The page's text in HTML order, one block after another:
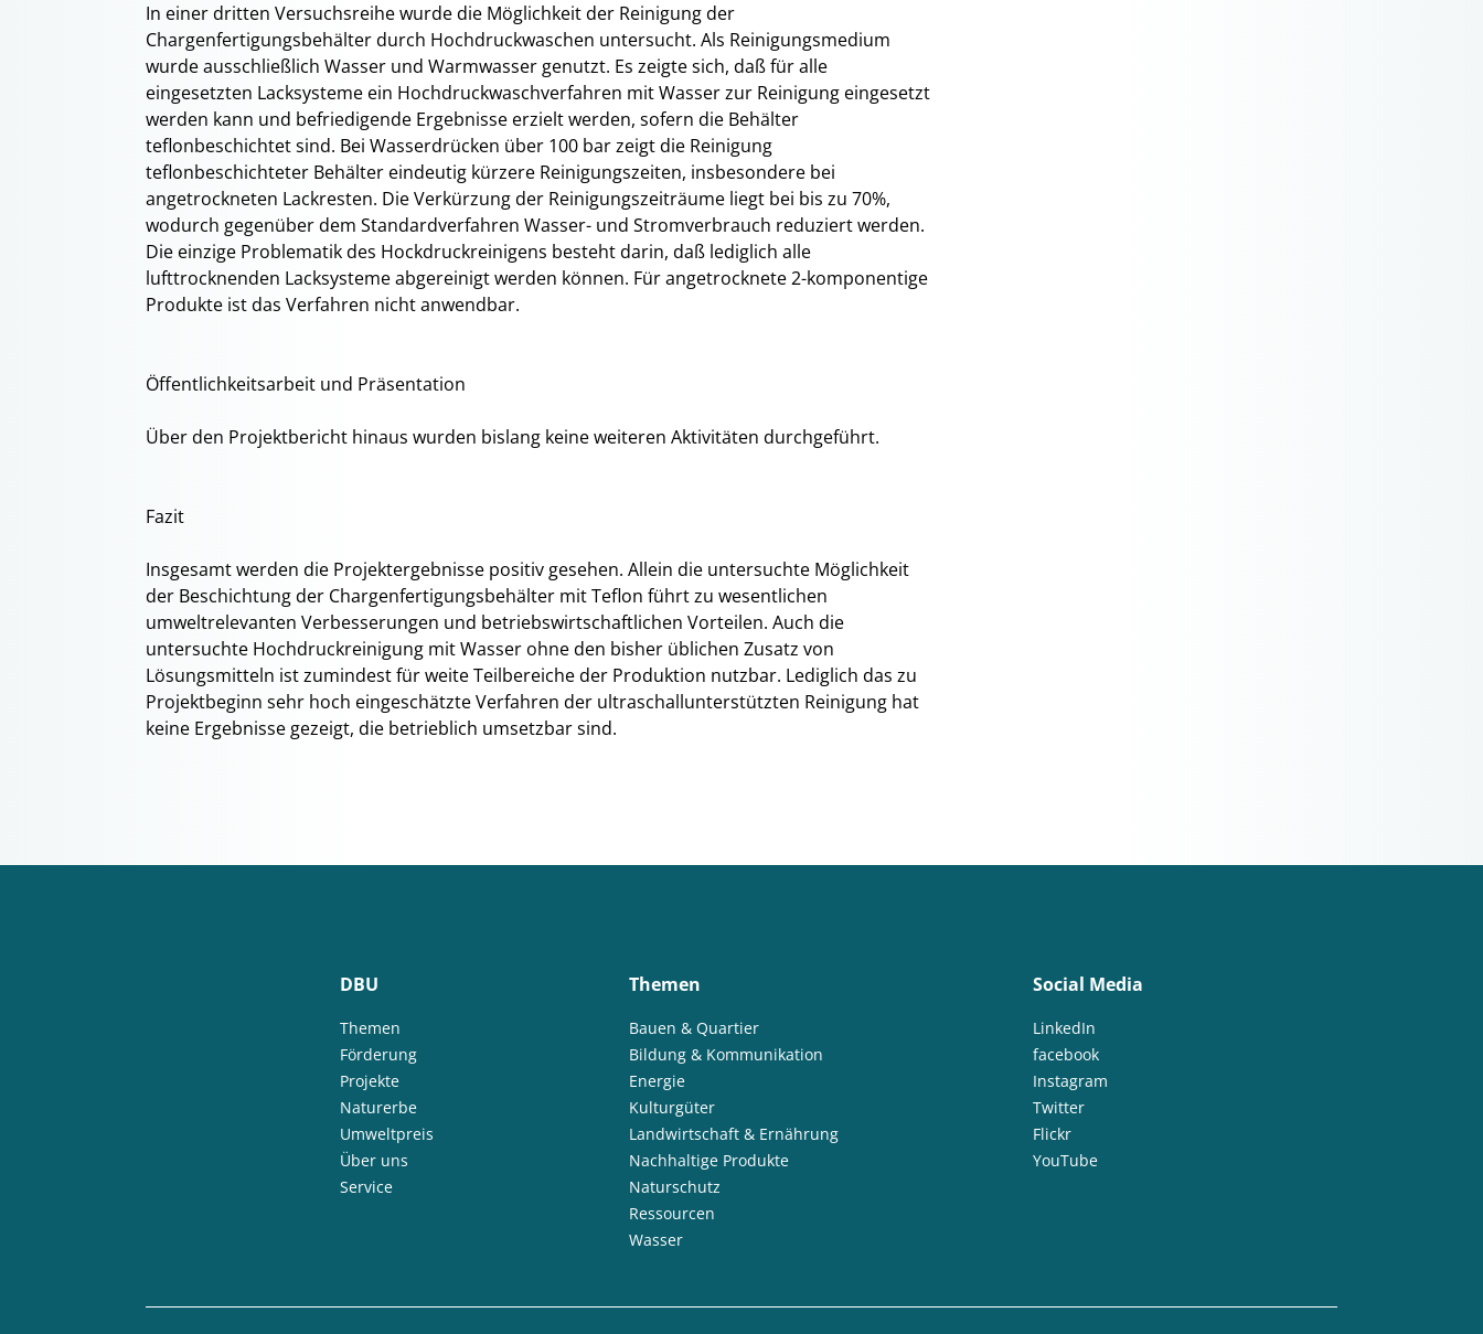
In einer dritten Versuchsreihe wurde die Möglichkeit der Reinigung der
Chargenfertigungsbehälter durch Hochdruckwaschen untersucht. Als Reinigungsmedium
wurde ausschließlich Wasser und Warmwasser genutzt. Es zeigte sich, daß für alle
eingesetzten Lacksysteme ein Hochdruckwaschverfahren mit Wasser zur Reinigung eingesetzt
werden kann und befriedigende Ergebnisse erzielt werden, sofern die Behälter
teflonbeschichtet sind. Bei Wasserdrücken über 100 bar zeigt die Reinigung
teflonbeschichteter Behälter eindeutig kürzere Reinigungszeiten, insbesondere bei
angetrockneten Lackresten. Die Verkürzung der Reinigungszeiträume liegt bei bis zu 70%,
wodurch gegenüber dem Standardverfahren Wasser- und Stromverbrauch reduziert werden.
Die einzige Problematik des Hockdruckreinigens besteht darin, daß lediglich alle
lufttrocknenden Lacksysteme abgereinigt werden können. Für angetrocknete 2-komponentige
Produkte ist das Verfahren nicht anwendbar.
Öffentlichkeitsarbeit und Präsentation
Über den Projektbericht hinaus wurden bislang keine weiteren Aktivitäten durchgeführt.
Fazit
Insgesamt werden die Projektergebnisse positiv gesehen. Allein die untersuchte Möglichkeit
der Beschichtung der Chargenfertigungsbehälter mit Teflon führt zu wesentlichen
umweltrelevanten Verbesserungen und betriebswirtschaftlichen Vorteilen. Auch die
untersuchte Hochdruckreinigung mit Wasser ohne den bisher üblichen Zusatz von
Lösungsmitteln ist zumindest für weite Teilbereiche der Produktion nutzbar. Lediglich das zu
Projektbeginn sehr hoch eingeschätzte Verfahren der ultraschallunterstützten Reinigung hat
keine Ergebnisse gezeigt, die betrieblich umsetzbar sind.
DBU
Themen
Förderung
Projekte
Naturerbe
Umweltpreis
Über uns
Service
Themen
Bauen & Quartier
Bildung & Kommunikation
Energie
Kulturgüter
Landwirtschaft & Ernährung
Nachhaltige Produkte
Naturschutz
Ressourcen
Wasser
Social Media
LinkedIn
facebook
Instagram
Twitter
Flickr
YouTube